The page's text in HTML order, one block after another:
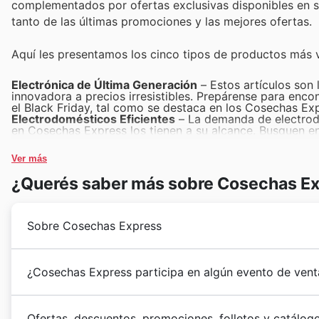
complementados por ofertas exclusivas disponibles
tanto de las últimas promociones y las mejores ofertas.
Aquí les presentamos los cinco tipos de productos más
Electrónica de Última Generación – Estos artículos
innovadora a precios irresistibles. Prepárense para
el Black Friday, tal como se destaca en los Cosechas
Electrodomésticos Eficientes – La demanda de
en Cosechas Express los tienen a su alcance. Busquen
Moda y Calzado de Temporada
Cosechas Express siempre genera gran interés.
offers para conseguir prendas y zapatos de alta calidad
Juguetes y Entretenimiento Familiar – La felicidad de
Artículos para el Hogar y Decoración
artículos para el hogar que Cosechas Express ofrece.
Ver más
¿Querés saber más sobre Cosechas
Sobre Cosechas Express
frescos y de calidad. Desde sus inicios, se han
constantemente para satisfacer las necesidades de
del mercado desupermercados, han logrado
¿Cosechas Express participa en algún evento de